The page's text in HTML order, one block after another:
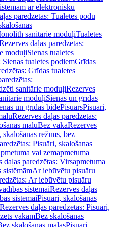
ar elektronisku
paredzētas: Tualetes podu
sanitārie moduļiTualetes
daļas paredzētas:
moduļiSienas tualetes
Sienas tualetes podiemGrīdas
Grīdas tualetes
sanitārie moduļiRezerves
moduļiSienas un grīdas
un grīdas bidēPisuārsPisuāri,
Rezerves daļas paredzētas:
maluBez vākaRezerves
skalošanas režīms, bez
Pisuāri, skalošanas
vai zemapmetuma
daļas paredzētas: Virsapmetuma
sistēmāmAr iebūvētu pisuāru
Ar iebūvētu pisuāru
sistēmaiRezerves daļas
sistēmaiPisuāri, skalošanas
Rezerves daļas paredzētas: Pisuāri,
vākamBez skalošanas
skalošanas malasPisuāri,